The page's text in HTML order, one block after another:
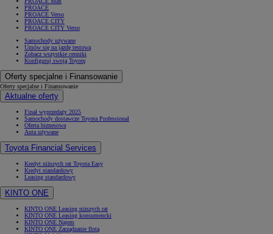
PROACE
PROACE Verso
PROACE CITY
PROACE CITY Verso
Samochody używane
Umów się na jazdę testową
Zobacz wszystkie cenniki
Konfiguruj swoją Toyotę
Oferty specjalne i Finansowanie
Oferty specjalne i Finansowanie
Aktualne oferty
Finał wyprzedaży 2025
Samochody dostawcze Toyota Professional
Oferta biznesowa
Auta używane
Toyota Financial Services
Kredyt niższych rat Toyota Easy
Kredyt standardowy
Leasing standardowy
KINTO ONE
KINTO ONE Leasing niższych rat
KINTO ONE Leasing konsumencki
KINTO ONE Najem
KINTO ONE Zarządzanie flotą